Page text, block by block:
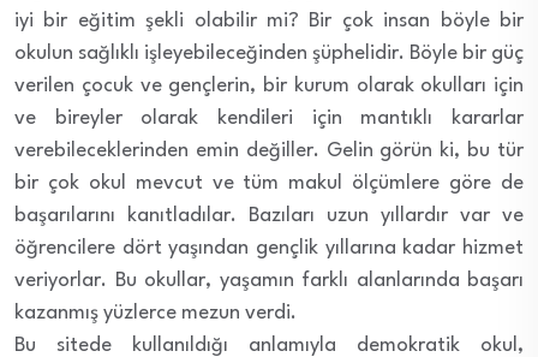
iyi bir eğitim şekli olabilir mi? Bir çok insan böyle bir
okulun sağlıklı işleyebileceğinden şüphelidir. Böyle bir güç
verilen çocuk ve gençlerin, bir kurum olarak okulları için
ve bireyler olarak kendileri için mantıklı kararlar
verebileceklerinden emin değiller. Gelin görün ki, bu tür
bir çok okul mevcut ve tüm makul ölçümlere göre de
başarılarını kanıtladılar. Bazıları uzun yıllardır var ve
öğrencilere dört yaşından gençlik yıllarına kadar hizmet
veriyorlar. Bu okullar, yaşamın farklı alanlarında başarı
kazanmış yüzlerce mezun verdi.
Bu sitede kullanıldığı anlamıyla demokratik okul,